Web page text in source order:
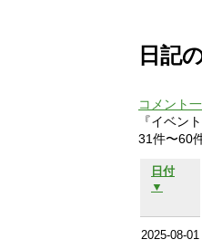
日記
コメント
『イベン
31件〜60
日付
▼
2025-08-01